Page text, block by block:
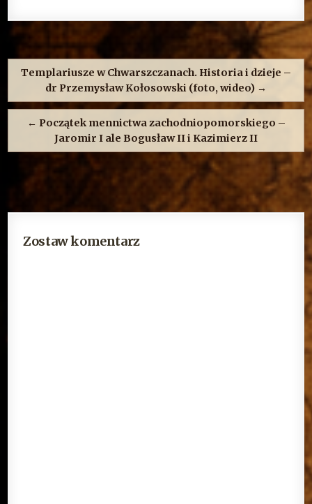
Nawigacja
wpisu
Templariusze w Chwarszczanach. Historia i dzieje –
dr Przemysław Kołosowski (foto, wideo) →
← Początek mennictwa zachodniopomorskiego –
Jaromir I ale Bogusław II i Kazimierz II
Zostaw komentarz